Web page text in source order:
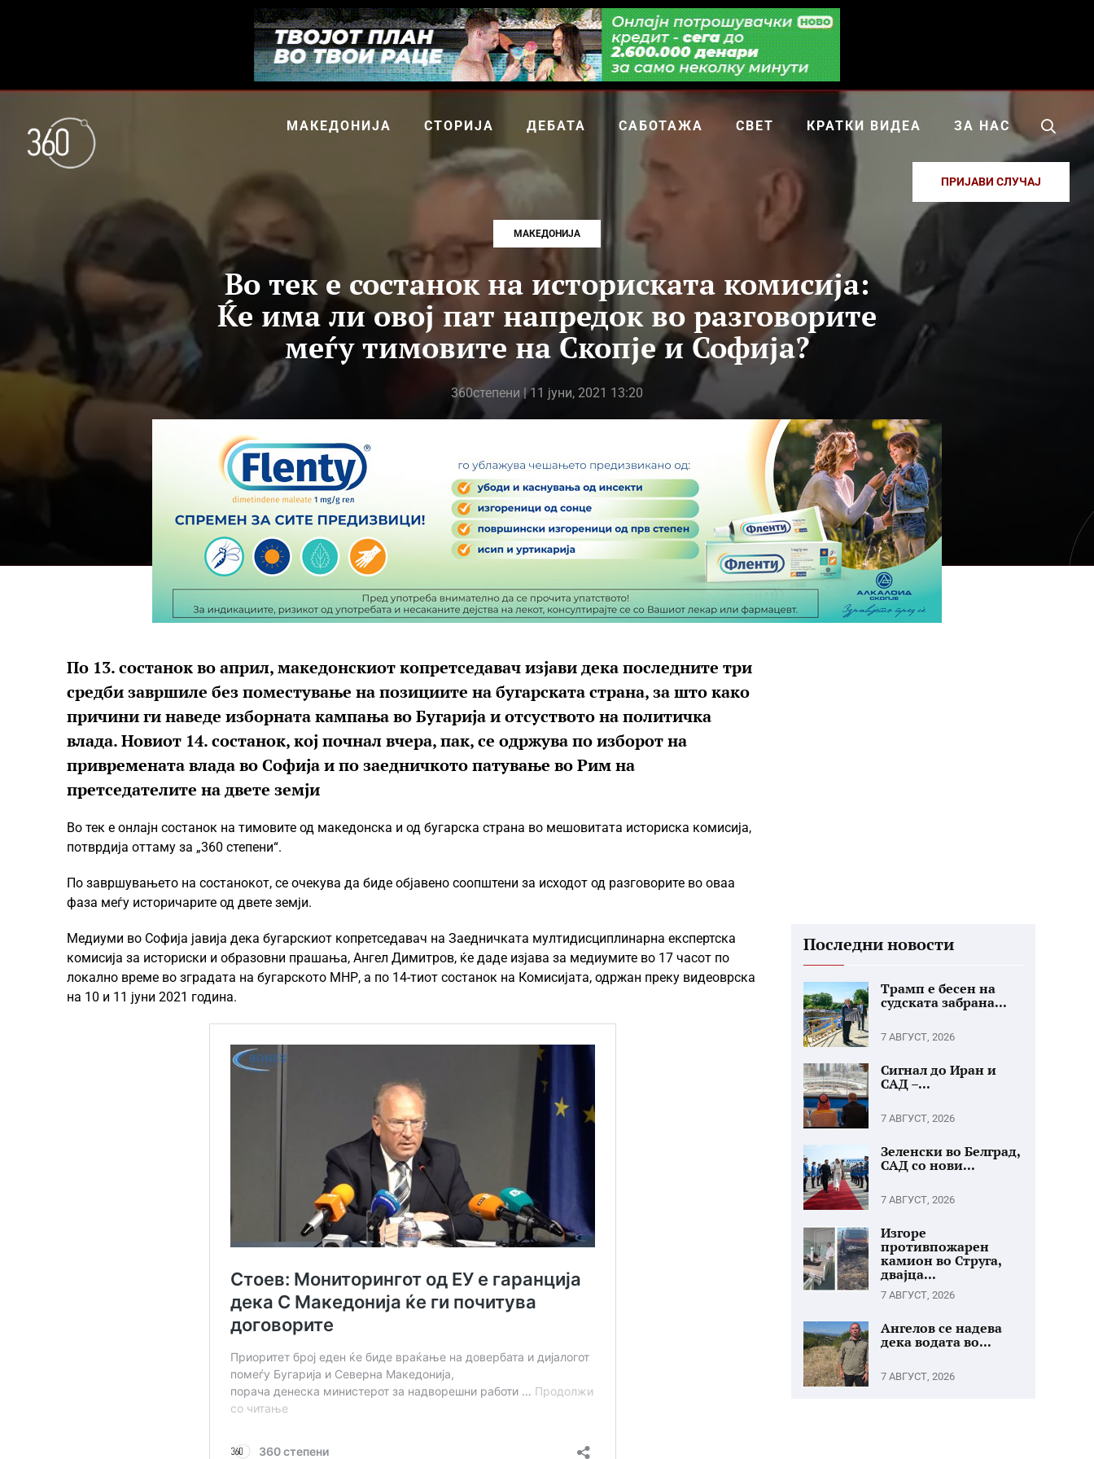
МАКЕДОНИЈА СТОРИЈА ДЕБАТА САБОТАЖА СВЕТ КРАТКИ ВИДЕА ЗА НАС
ПРИЈАВИ СЛУЧАЈ
МАКЕДОНИЈА
Во тек е состанок на историската комисија:
Ќе има ли овој пат напредок во разговорите
меѓу тимовите на Скопје и Софија?
360степени | 11 јуни, 2021 13:20
По 13. состанок во април, македонскиот копретседавач изјави дека последните три
средби завршиле без поместување на позициите на бугарската страна, за што како
причини ги наведе изборната кампања во Бугарија и отсуството на политичка
влада. Новиот 14. состанок, кој почнал вчера, пак, се одржува по изборот на
привремената влада во Софија и по заедничкото патување во Рим на
претседателите на двете земји
Во тек е онлајн состанок на тимовите од македонска и од бугарска страна во мешовитата историска комисија,
потврдија оттаму за „360 степени“.
По завршувањето на состанокот, се очекува да биде објавено соопштени за исходот од разговорите во оваа
фаза меѓу историчарите од двете земји.
Медиуми во Софија јавија дека бугарскиот копретседавач на Заедничката мултидисциплинарна експертска
комисија за историски и образовни прашања, Ангел Димитров, ќе даде изјава за медиумите во 17 часот по
локално време во зградата на бугарското МНР, а по 14-тиот состанок на Комисијата, одржан преку видеоврска
на 10 и 11 јуни 2021 година.
Последни новости
Трамп е бесен на
судската забрана...
7 АВГУСТ, 2026
Сигнал до Иран и
САД –...
7 АВГУСТ, 2026
Зеленски во Белград,
САД со нови...
7 АВГУСТ, 2026
Изгоре
противпожарен
камион во Струга,
двајца...
7 АВГУСТ, 2026
Ангелов се надева
дека водата во...
7 АВГУСТ, 2026